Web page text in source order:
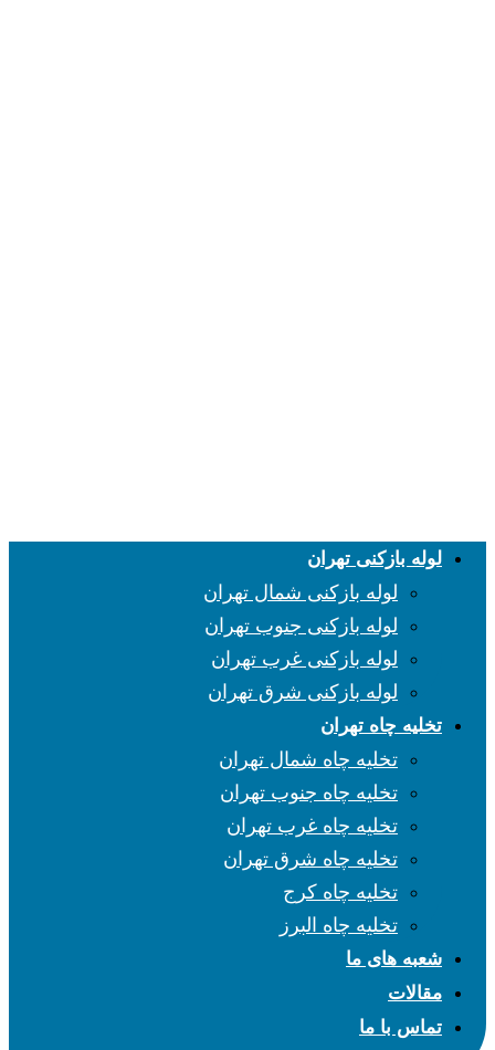
لوله بازکنی تهران
لوله بازکنی شمال تهران
لوله بازکنی جنوب تهران
لوله بازکنی غرب تهران
لوله بازکنی شرق تهران
تخلیه چاه تهران
تخلیه چاه شمال تهران
تخلیه چاه جنوب تهران
تخلیه چاه غرب تهران
تخلیه چاه شرق تهران
تخلیه چاه کرج
تخلیه چاه البرز
شعبه های ما
مقالات
تماس با ما